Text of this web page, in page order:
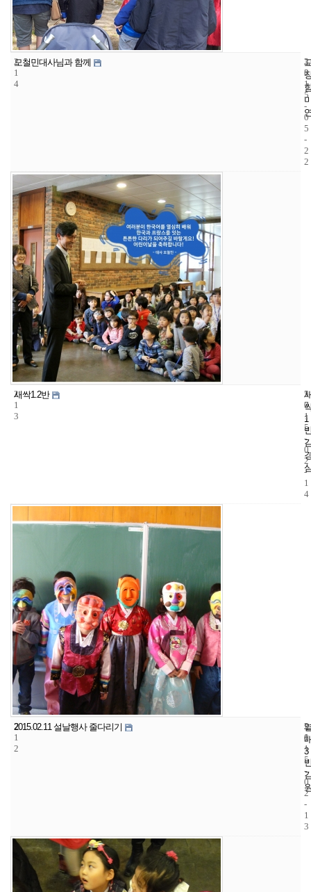
2
1
4
모철민대사님과 함께
3
3
2
0
1
5
-
0
5
-
2
2
2
1
3
새싹1.2반
1
5
7
2
0
1
5
-
0
2
-
1
4
2
1
2
2015.02.11 설날행사 줄다리기
3
3
1
2
0
1
5
-
0
2
-
1
3